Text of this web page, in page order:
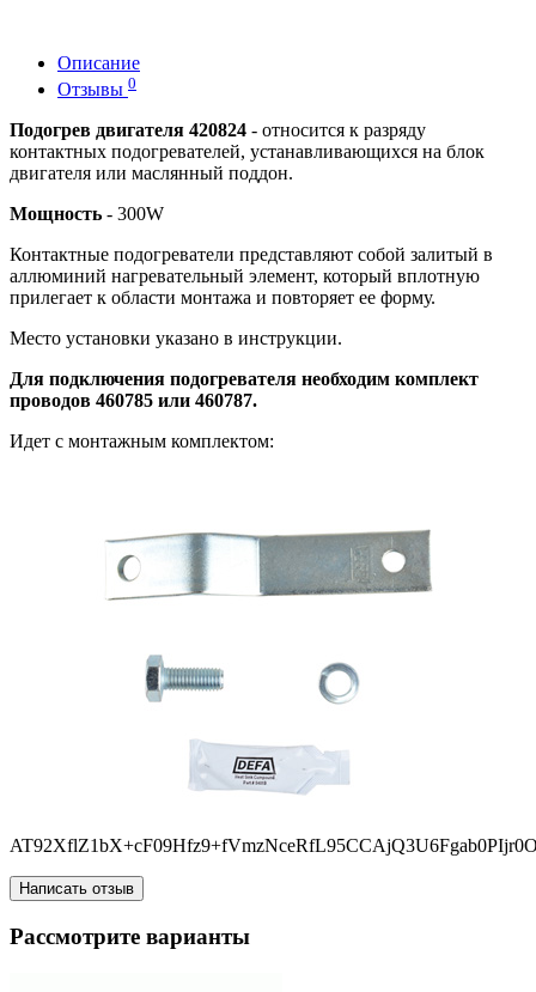
Описание
Отзывы 0
Подогрев двигателя 420824 - относится к разряду
контактных подогревателей, устанавливающихся на блок
двигателя или маслянный поддон.
Мощность - 300W
Контактные подогреватели представляют собой залитый в
аллюминий нагревательный элемент, который вплотную
прилегает к области монтажа и повторяет ее форму.
Место установки указано в инструкции.
Для подключения подогревателя необходим комплект
проводов 460785 или 460787.
Идет с монтажным комплектом:
Написать отзыв
Рассмотрите варианты